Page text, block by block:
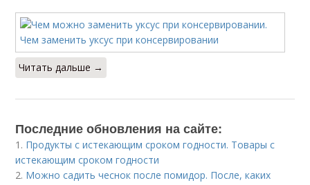
Читать дальше →
Последние обновления на сайте:
1. Продукты с истекающим сроком годности. Товары с
истекающим сроком годности
2. Можно садить чеснок после помидор. После, каких